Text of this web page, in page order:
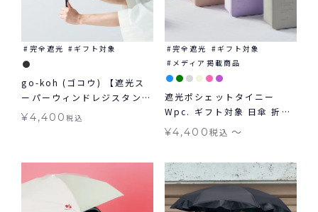
完全遮光 ギフト対象
go-koh (ゴコウ) 【遮光ス
ーパーウィンドレジスタン
ス】 日傘 折りたたみ 耐風
¥4,400税込
完全遮光
ギフト対象
メディア掲載商品
遮光ポシェットタイニー
Wpc. ギフト対象 日傘 折り
たたみ tiny 晴雨兼用
¥4,400税込 〜